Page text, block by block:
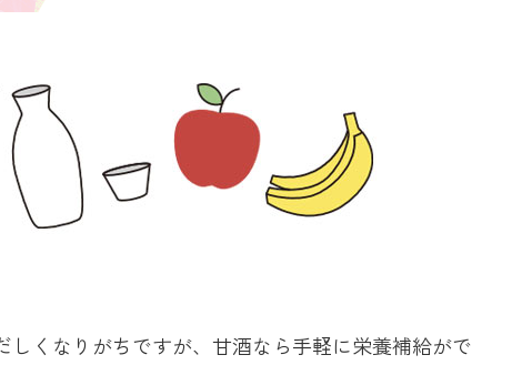
しくなりがちですが、甘酒なら手軽に栄養補給がで